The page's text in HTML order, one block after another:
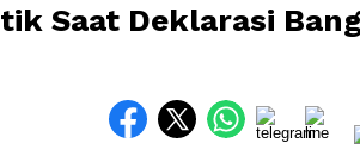
Saat Deklarasi Bang